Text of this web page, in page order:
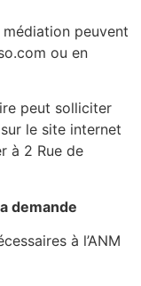
peuvent
ou en
peut solliciter
le site internet
à 2 Rue de
demande
à l’ANM